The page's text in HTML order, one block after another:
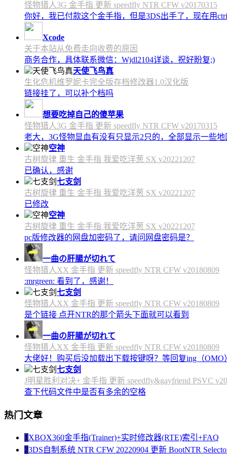
怪物猎人3G 金手指 更新 speedfly NTR CFW v20170315
你好，我已付款这个金手指，但是3DS出手了，现在用
Xcode
关于本站从免费走向收费的原因
商务合作，具体联系微信：Wjdl2104详谈，祝好盼复;)
天使飞鸟真
生化危机维罗妮卡完全版存档修改器1.0汉化版
链接挂了，可以补个档吗
想要吃掉自己的傻苹果
怪物猎人3G 金手指 更新 speedfly NTR CFW v20170315
老大，3G怪物显血有没有只显示2只的，全部显示一些
空神
古树旋律 重生 金手指 我爱吃洋葱 SX v20221207
已确认，感谢
七支剑
古树旋律 重生 金手指 我爱吃洋葱 SX v20221207
已修改
空神
古树旋律 重生 金手指 我爱吃洋葱 SX v20221207
pc版修改器的网盘加密码了，请问网盘密码是？
一曲の肝腸が切れて
怪物猎人XX 金手指 更新 speedfly NTR CFW v20180809
:mrgreen: 看到了，感谢！
七支剑
怪物猎人XX 金手指 更新 speedfly NTR CFW v20180809
是个链接 点开NTR的那个箭头下面就可以看到
一曲の肝腸が切れて
怪物猎人XX 金手指 更新 speedfly NTR CFW v20180809
大佬好！购买后没加载出下载按键呀？等回复ing（OMO
七支剑
J明星胜利对决+ 金手指 更新 speedfly&gayfriend PSVC
查下代码文件中是否有多余的空格
热门文章
1 XBOX360金手指(Trainer)+实时修改器(RTE)索引+FAQ
23DS自制系统 NTR CFW 20220904 更新 BootNTR